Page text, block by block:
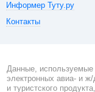
Информер Туту.ру
Контакты
Данные, используемые
электронных авиа- и
и туристского